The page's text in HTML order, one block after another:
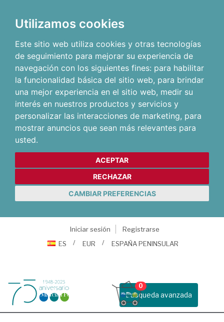
Utilizamos cookies
Este sitio web utiliza cookies y otras tecnologías
de seguimiento para mejorar su experiencia de
navegación con los siguientes fines: para habilitar
la funcionalidad básica del sitio web, para brindar
una mejor experiencia en el sitio web, medir su
interés en nuestros productos y servicios y
personalizar las interacciones de marketing, para
mostrar anuncios que sean más relevantes para
usted.
ACEPTAR
RECHAZAR
CAMBIAR PREFERENCIAS
Iniciar sesión
Registrarse
ES
EUR ESPAÑA PENINSULAR
Busqueda avanzada
0